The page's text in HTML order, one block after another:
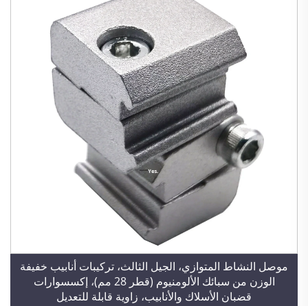
موصل النشاط المتوازي، الجيل الثالث، تركيبات أنابيب خفيفة
الوزن من سبائك الألومنيوم (قطر 28 مم)، إكسسوارات
قضبان الأسلاك والأنابيب، زاوية قابلة للتعديل